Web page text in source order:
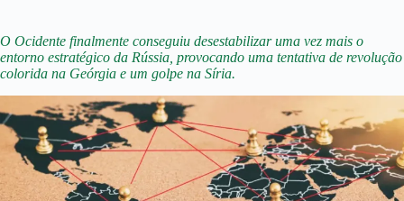
O Ocidente finalmente conseguiu desestabilizar uma vez mais o
entorno estratégico da Rússia, provocando uma tentativa de revolução
colorida na Geórgia e um golpe na Síria.